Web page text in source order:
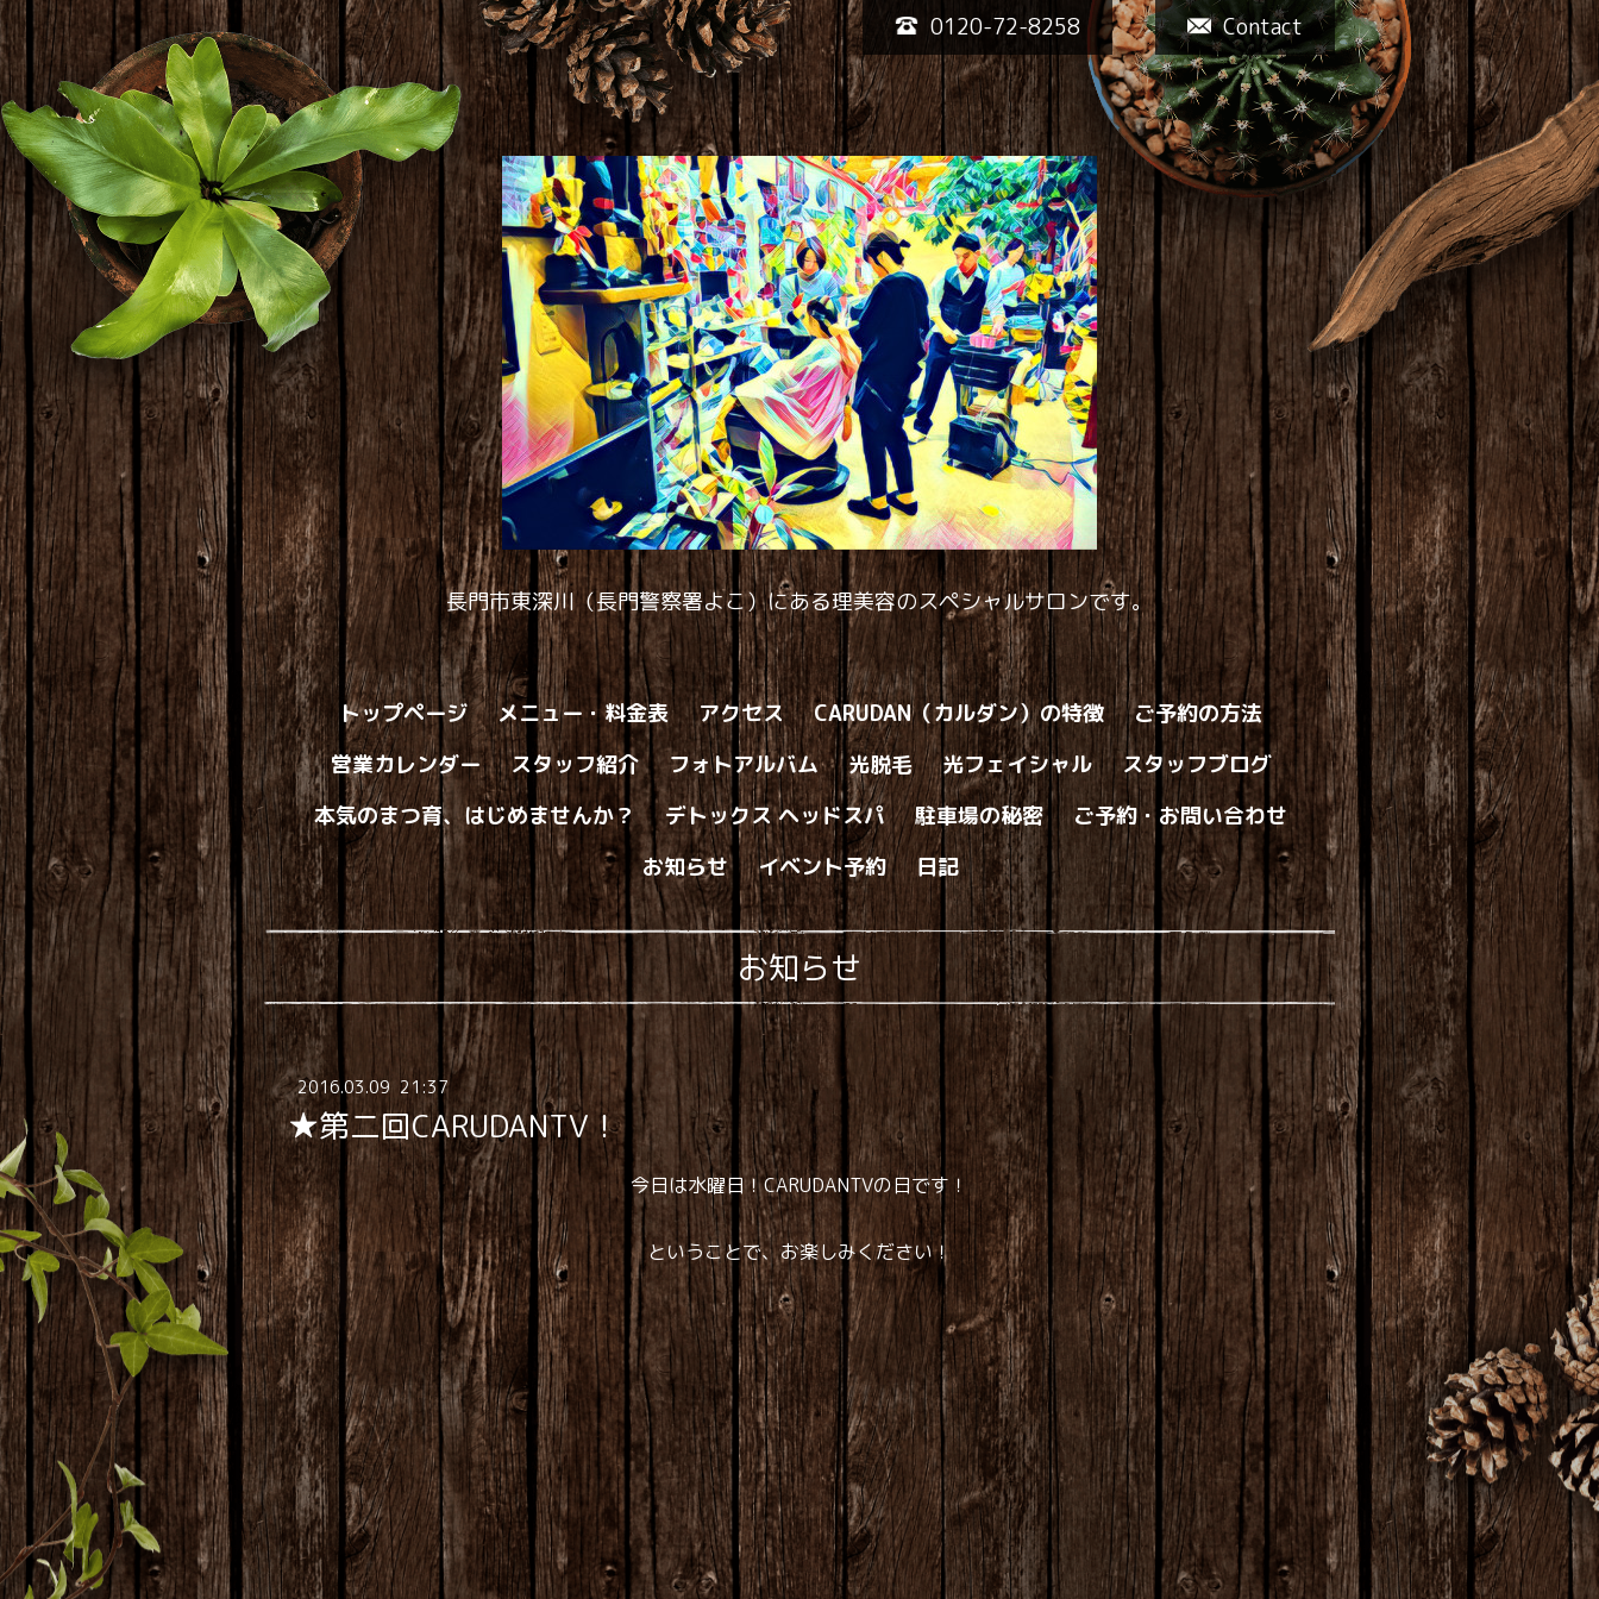
Contact
0120-72-8258
長門市東深川（長門警察署よこ）にある理美容のスペシャルサロンです。
トップページ メニュー・料金表 アクセス CARUDAN（カルダン）の特徴
ご予約の方法
営業カレンダー
スタッフ紹介 フォトアルバム 光脱毛 光フェイシャル
スタッフブログ
本気のまつ育、はじめませんか？
デトックス ヘッドスパ 駐車場の秘密
ご予約・お問い合わせ
お知らせ
イベント予約 日記
お知らせ
2016.03.09 21:37
★第二回CARUDANTV！
今日は水曜日！CARUDANTVの日です！
ということで、お楽しみください！